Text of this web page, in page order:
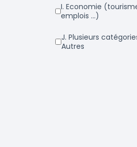
i. Economie (tourisme,
emplois ...)
j. Plusieurs catégories /
Autres